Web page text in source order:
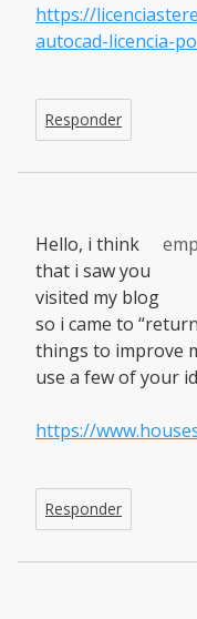
https://
autocad-licencia-
Responder
Hello, i think
that i saw you
visited my blog
so i came to
things to improve
use a few of your
https://
Responder